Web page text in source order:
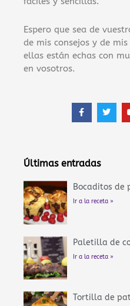
Espero que sea de
de mis consejos y de
ellas están echas con
en vosotros.
F
a
c
k
T
w
i
Últimas entradas
Bocaditos de
Ir a la receta »
Paletilla de
Ir a la receta »
Tortilla de